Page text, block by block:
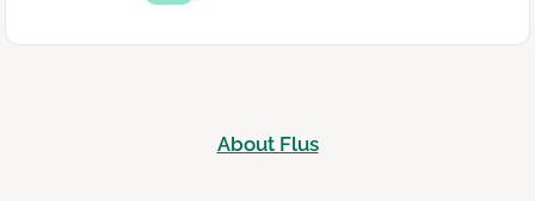
About Flus